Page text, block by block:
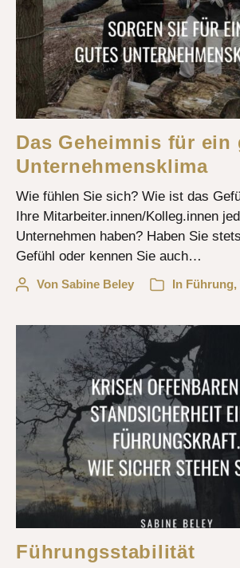
Das Geheimnis für ein
Unternehmensklima
Wie fühlen Sie sich? Wie ist das
Ihre Mitarbeiter.innen/Kolleg.innen
Unternehmen haben? Haben Sie
Gefühl oder kennen Sie auch…
Von Sabine Beley In Führung,
Führungsstabilität